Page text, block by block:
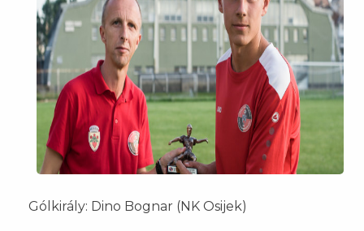
Gólkirály: Dino Bognar (NK Osijek)